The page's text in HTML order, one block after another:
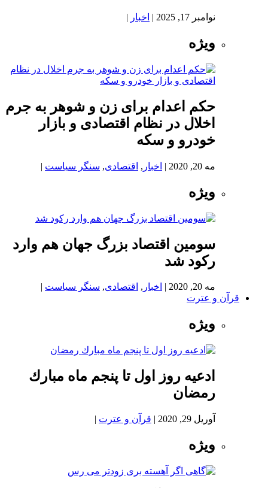
نوامبر 17, 2025 | اخبار |
ویژه
حکم اعدام برای زن و شوهر به جرم
اخلال در نظام اقتصادی و بازار
خودرو و سکه
مه 20, 2020 | اخبار , اقتصادی, سنگر سیاست |
ویژه
سومین اقتصاد بزرگ جهان هم وارد
رکود شد
مه 20, 2020 | اخبار , اقتصادی, سنگر سیاست |
قرآن و عترت
ویژه
ادعيه روز اول تا پنجم ماه مبارك
رمضان
آوریل 29, 2020 | قرآن و عترت |
ویژه